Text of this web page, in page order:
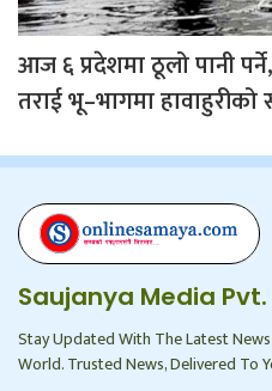
आज ६ प्रदेशमा ठूलो पानी
तराई भू–भागमा हावाहुरीको
Saujanya Media Pvt.
Stay Updated With The Latest
World. Trusted News, Delivered To